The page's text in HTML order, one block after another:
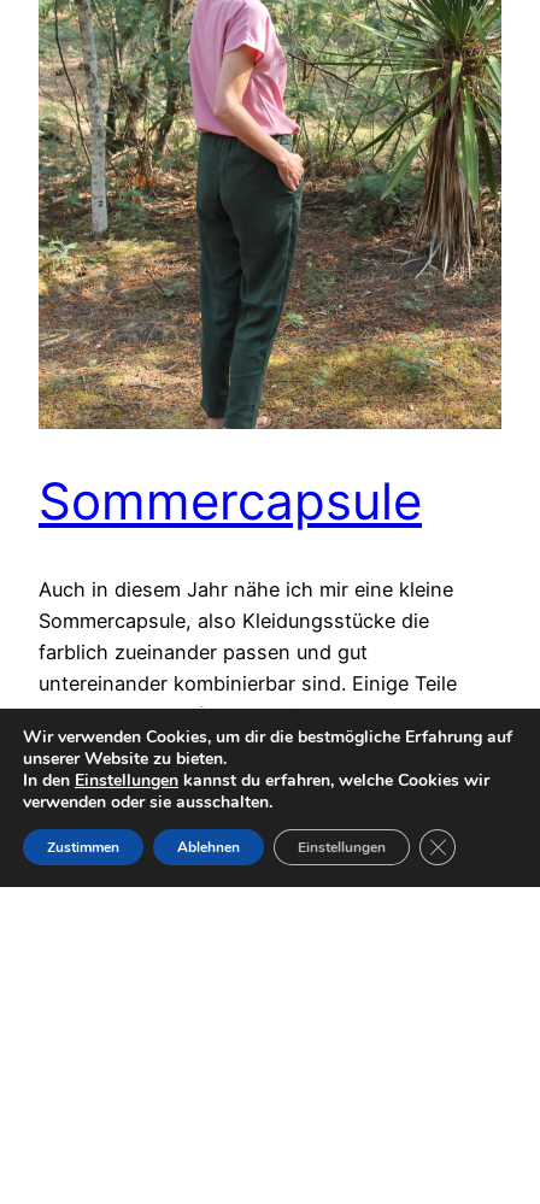
Sommercapsule
Auch in diesem Jahr nähe ich mir eine kleine
Sommercapsule, also Kleidungsstücke die
farblich zueinander passen und gut
untereinander kombinierbar sind. Einige Teile
sind mittlerweile fertig genäht, und die zeige ich
euch heute. Es ist wieder der erste Mittwoch im
Monat, somit Zeit für den Me Made Mittwoch. Im
Frühjahr hatte ich mich, meinen Kleidungsstil,…
7. Juni 2023
Wir verwenden Cookies, um dir die bestmögliche Erfahrung auf
unserer Website zu bieten.
In den Einstellungen kannst du erfahren, welche Cookies wir
verwenden oder sie ausschalten.
Zustimmen Ablehnen Einstellungen GDPR